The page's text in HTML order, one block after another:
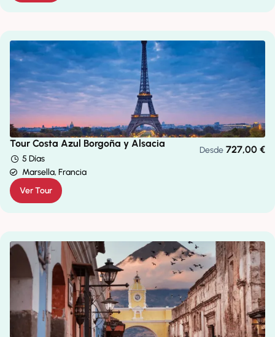
Tour Costa Azul Borgoña y Alsacia
5 Días
Marsella, Francia
Desde 727,00 €
Ver Tour